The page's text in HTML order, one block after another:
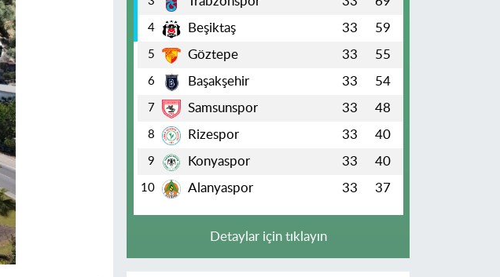
4 Beşiktaş 33 59
5 Göztepe 33 55
6 Başakşehir 33 54
7 Samsunspor 33 48
8 Rizespor 33 40
9 Konyaspor 33 40
10 Alanyaspor 33 37
Detaylar için tıklayın